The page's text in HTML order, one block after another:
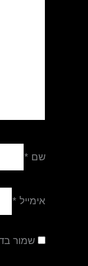
שם *
אימייל *
שמור